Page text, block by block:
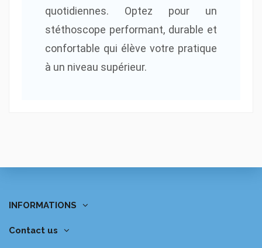
quotidiennes. Optez pour un
stéthoscope performant, durable et
confortable qui élève votre pratique
à un niveau supérieur.
INFORMATIONS
Contact us